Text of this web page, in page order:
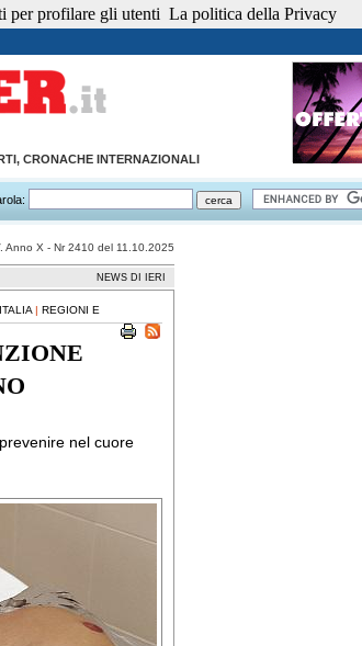
CRONACHE INTERNAZIONALI
Anno X - Nr 2410 del 11.10.2025
NEWS DI IERI
| REGIONI E
nel cuore
per profilare gli utenti La politica della Privacy